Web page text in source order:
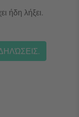
ήδη λήξει.